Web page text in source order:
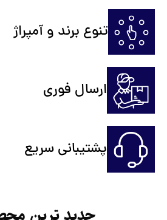
تنوع برند و آمپراژ
ارسال فوری
پشتیبانی سریع